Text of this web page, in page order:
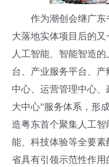
作为潮创会继广东
大落地实体项目后的
人工智能、智能智造
台、产业服务平台、
中心、运营管理中心
大中心”服务体系，形
造粤东首个聚集人工
能、科技体验等全要
省具有引领示范性作